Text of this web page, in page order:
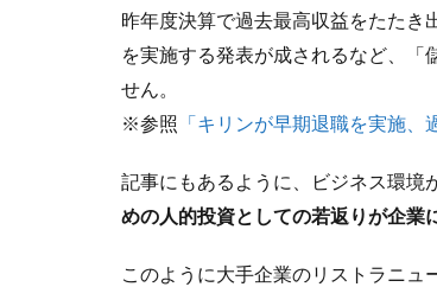
昨年度決算で過去最高収益をたたき
を実施する発表が成されるなど、「
せん。
※参照 「キリンが早期退職を実施、
記事にもあるように、ビジネス環境
めの人的投資としての若返りが企業
このように大手企業のリストラニュ